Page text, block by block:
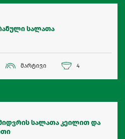
სალათა
მარტივი 4
სალათა კეილით და